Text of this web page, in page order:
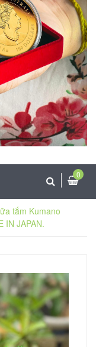
0
tắm Kumano
IN JAPAN.